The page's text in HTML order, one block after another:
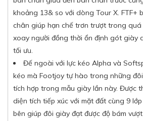
khoảng 13& so với dòng Tour X. FTF+
chân giúp hạn chế trơn trượt trong
xoay người đồng thời ổn định gót giày
tối ưu.
Đế ngoài với lực kéo Alpha và
kéo mà Footjoy tự hào trong những
tích hợp trong mẫu giày lần này. Được
diện tích tiếp xúc với mặt đất cùng 9
bên giúp đôi giày đạt được độ bám